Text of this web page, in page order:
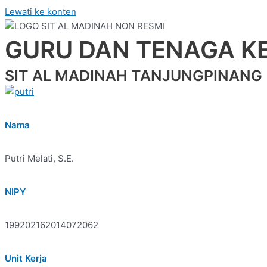
Lewati ke konten
GURU DAN TENAGA
SIT AL MADINAH TANJUNGPINANG
Nama
Putri Melati, S.E.
NIPY
199202162014072062
Unit Kerja